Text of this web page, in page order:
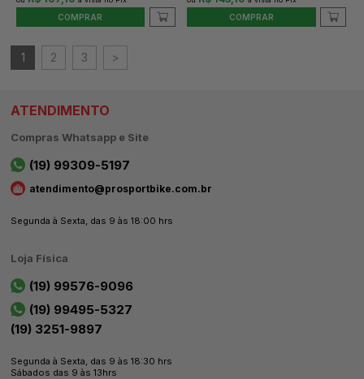
COMPRAR COMPRAR
1 2 3 >
ATENDIMENTO
Compras Whatsapp e Site
(19) 99309-5197
atendimento@prosportbike.com.br
Segunda à Sexta, das 9 às 18:00 hrs
Loja Física
(19) 99576-9096
(19) 99495-5327
(19) 3251-9897
Segunda à Sexta, das 9 às 18:30 hrs
Sábados das 9 às 13hrs